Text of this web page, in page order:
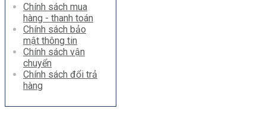
Chính sách mua
hàng - thanh toán
Chính sách bảo
mật thông tin
Chính sách vận
chuyển
Chính sách đổi trả
hàng